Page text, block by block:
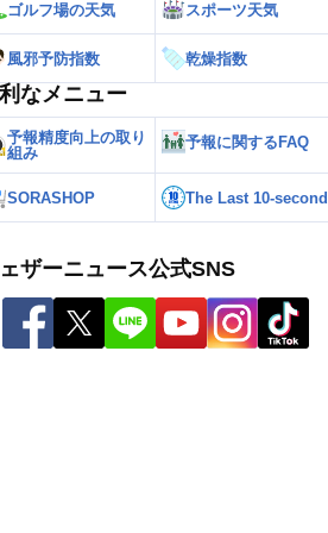
ゴルフ場の天気 スポーツ天気
風邪予防指数 乾燥指数
なメニュー
予報精度向上の取り
組み
予報に関するFAQ
SORASHOP The Last 10-second
ザーニュース公式SNS